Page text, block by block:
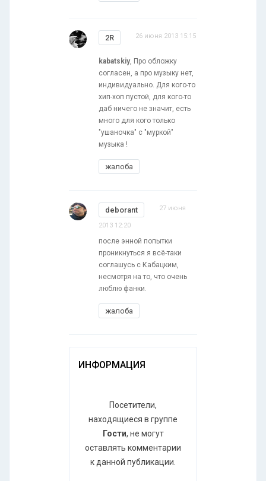
2R 26 июня 2013 15:15
kabatskiy, Про обложку
согласен, а про музыку нет,
индивидуально. Для кого-то
хип-хоп пустой, для кого-то
даб ничего не значит, есть
много для кого только
"ушаночка" с "муркой"
музыка !
жалоба
deborant 27 июня
2013 12:20
после энной попытки
проникнуться я всё-таки
соглашусь с Кабацким,
несмотря на то, что очень
люблю фанки.
жалоба
ИНФОРМАЦИЯ
Посетители,
находящиеся в группе
Гости, не могут
оставлять комментарии
к данной публикации.